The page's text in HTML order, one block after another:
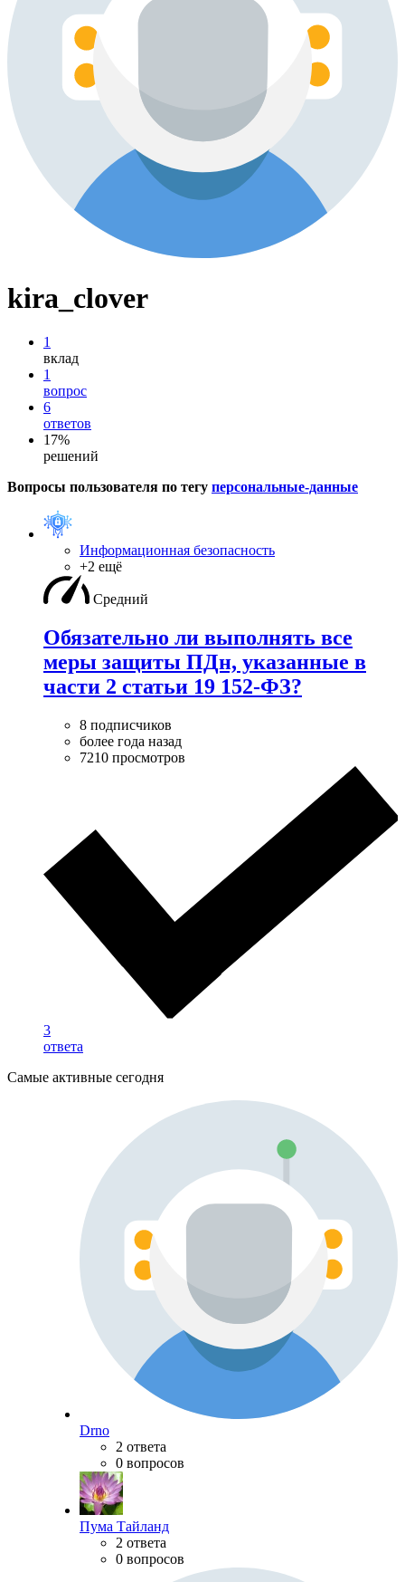
kira_clover
1
вклад
1
вопрос
6
ответов
17%
решений
Вопросы пользователя по тегу персональные-данные
Информационная безопасность
+2 ещё
Средний
Обязательно ли выполнять все
меры защиты ПДн, указанные в
части 2 статьи 19 152-ФЗ?
8 подписчиков
более года назад
7210 просмотров
3
ответа
Самые активные сегодня
Drno
2 ответа
0 вопросов
Пума Тайланд
2 ответа
0 вопросов